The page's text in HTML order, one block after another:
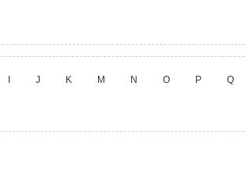
J K M N O P Q